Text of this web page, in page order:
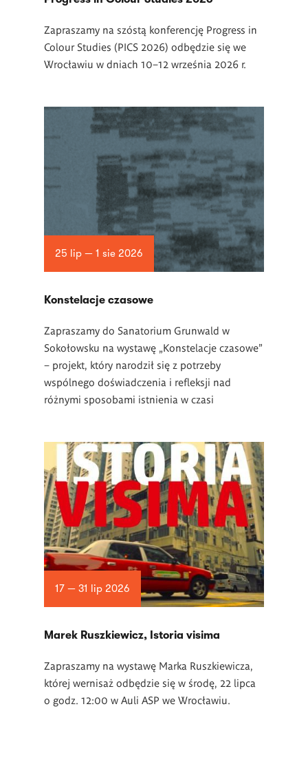
Zapraszamy na szóstą konferencję Progress in
Colour Studies (PICS 2026) odbędzie się we
Wrocławiu w dniach 10–12 września 2026 r.
25 lip — 1 sie 2026
Konstelacje czasowe
Zapraszamy do Sanatorium Grunwald w
Sokołowsku na wystawę „Konstelacje czasowe”
– projekt, który narodził się z potrzeby
wspólnego doświadczenia i refleksji nad
różnymi sposobami istnienia w czasi
17 — 31 lip 2026
Marek Ruszkiewicz, Istoria visima
Zapraszamy na wystawę Marka Ruszkiewicza,
której wernisaż odbędzie się w środę, 22 lipca
o godz. 12:00 w Auli ASP we Wrocławiu.